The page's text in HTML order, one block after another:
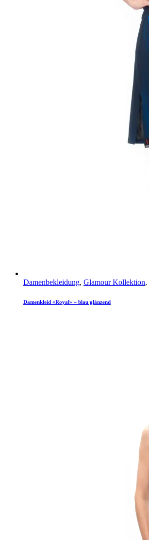
Damenbekleidung, Glamour Kollektion,
Damenkleid «Royal» – blau glänzend